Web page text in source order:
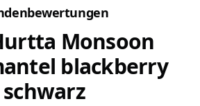
Monsoon
blackberry
schwarz